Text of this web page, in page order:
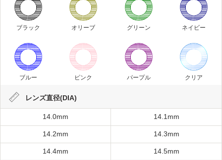
ブラック オリーブ グリーン ネイビー
ブルー ピンク パープル クリア
レンズ直径(DIA)
14.0mm 14.1mm
14.2mm 14.3mm
14.4mm 14.5mm